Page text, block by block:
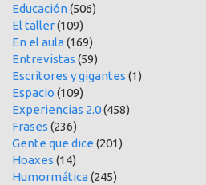
Educación(506)
El taller(109)
En el aula(169)
Entrevistas (59)
Escritores y gigantes (1)
Espacio (109)
Experiencias 2.0(458)
Frases (236)
Gente que dice (201)
Hoaxes (14)
Humormática(245)